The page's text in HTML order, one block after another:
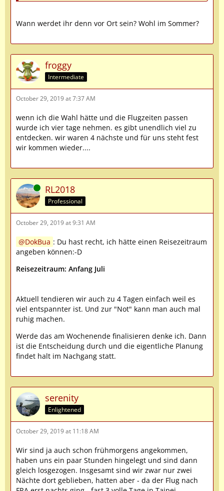
Wann werdet ihr denn vor Ort sein? Wohl im Sommer?
froggy
Intermediate
October 29, 2019 at 7:37 AM
wenn ich die Wahl hätte und die Flugzeiten passen
wurde ich vier tage nehmen. es gibt unendlich viel zu
entdecken. wir waren 4 nächste und für uns steht fest
wir kommen wieder....
Online RL2018
Professional
October 29, 2019 at 9:31 AM
DokBua : Du hast recht, ich hätte einen Reisezeitraum
angeben können:-D
Reisezeitraum: Anfang Juli
Aktuell tendieren wir auch zu 4 Tagen einfach weil es
viel entspannter ist. Und zur "Not" kann man auch mal
ruhig machen.
Werde das am Wochenende finalisieren denke ich. Dann
ist die Entscheidung durch und die eigentliche Planung
findet halt im Nachgang statt.
serenity
Enlightened
October 29, 2019 at 11:18 AM
Wir sind ja auch schon frühmorgens angekommen,
haben uns ein paar Stunden hingelegt und sind dann
gleich losgezogen. Insgesamt sind wir zwar nur zwei
Nächte dort geblieben, hatten aber - da der Flug nach